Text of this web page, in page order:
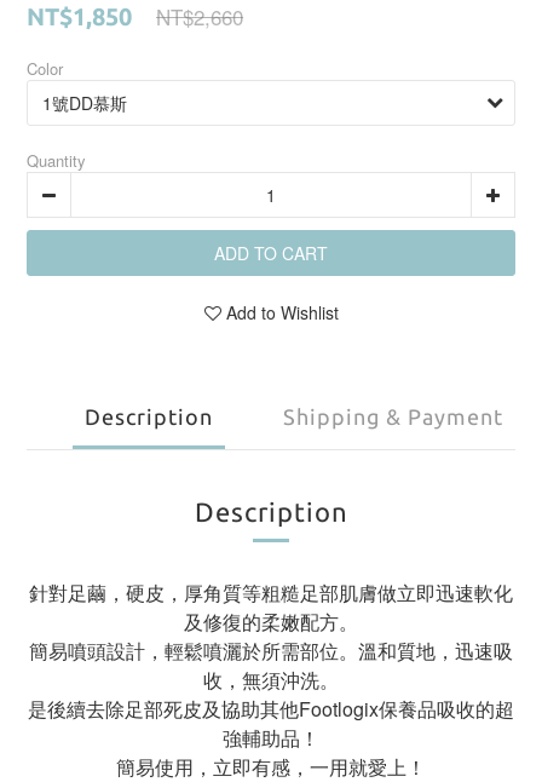
NT$1,850 NT$2,660
Color
Quantity
ADD TO CART
Add to Wishlist
Description Shipping & Payment
Description
針對足繭，硬皮，厚角質等粗糙足部肌膚做立即迅速軟化
及修復的柔嫩配方。
簡易噴頭設計，輕鬆噴灑於所需部位。溫和質地，迅速吸
收，無須沖洗。
是後續去除足部死皮及協助其他Footlogix保養品吸收的超
強輔助品！
簡易使用，立即有感，一用就愛上！